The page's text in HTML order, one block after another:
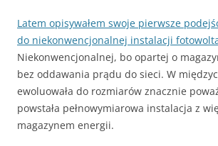
Latem opisywałem swoje pierwsze
do niekonwencjonalnej instalacji
Niekonwencjonalnej, bo opartej o
bez oddawania prądu do sieci. W
ewoluowała do rozmiarów znacznie
powstała pełnowymiarowa instalacja z
magazynem energii.